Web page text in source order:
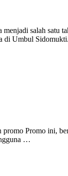
salah satu
di Umbul
Promo ini,
…